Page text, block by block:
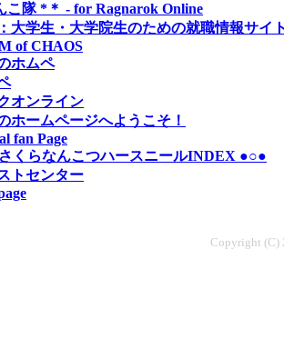
こ隊 *＊ - for Ragnarok Online
大学生・大学院生のための就職情報サイト
of CHAOS
ホムペ
オンライン
ホームページへようこそ！
fan Page
くらなんこつハースニールINDEX ●○●
トセンター
Copyright (C)